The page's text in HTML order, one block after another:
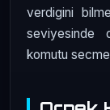
verdigini
seviyesinde
komutu